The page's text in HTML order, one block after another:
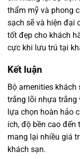
thẩm mỹ và phong
sạch sẽ và hiện đại
tốt đẹp cho khách
cực khi lưu trú tại
Kết luận
Bộ amenities khách
trắng lõi nhựa trắng
lựa chọn hoàn hảo
ích, độ bền cao đến
mang lại nhiều giá
khách sạn.